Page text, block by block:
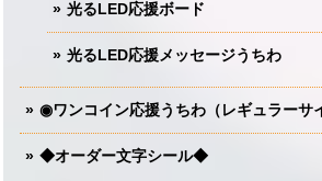
光るLED応援ボード
光るLED応援メッセージうちわ
◉ワンコイン応援うちわ（レギュラーサ
◆オーダー文字シール◆